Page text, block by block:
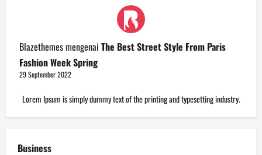
Blazethemesmengenai The Best Street Style From Paris
Fashion Week Spring
29 September 2022
Lorem Ipsum is simply dummy text of the printing and typesetting industry.
Business